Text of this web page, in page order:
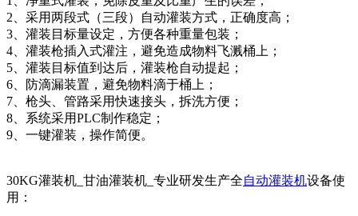
2、采用两段式（三段）自动灌装方式，正确度高；
3、灌装目标量设定，方便各种重量包装；
4、灌装枪插入式灌注，避免造成物料飞溅桶上；
5、灌装目标值到达后，灌装枪自动提起；
6、防滴漏装置，避免物料滴于桶上；
7、枪头、管路采用快速接头，拆洗方便；
8、系统采用PLC制作稳定；
9、一键灌装，操作简便。
30KG灌装机_甘油灌装机_专业研发生产全自动灌装机设备使
用：